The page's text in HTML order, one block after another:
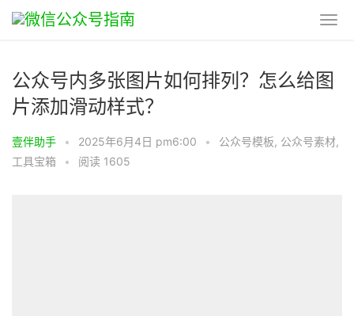
公众号内多张图片如何排列？怎么给图
片添加滑动样式？
壹伴助手 • 2025年6月4日 pm6:00 • 公众号模板, 公众号素材,
工具宝箱
• 阅读 1605